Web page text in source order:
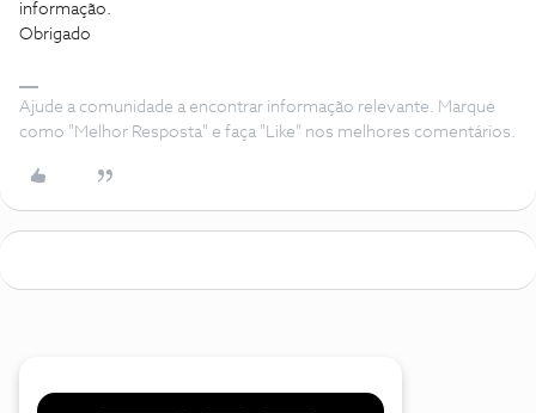
informação.
Obrigado
Ajude a comunidade a encontrar informação relevante. Marque
como "Melhor Resposta" e faça "Like" nos melhores comentários.